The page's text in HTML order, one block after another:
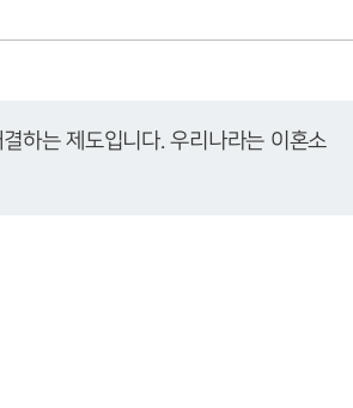
하는 제도입니다. 우리나라는 이혼소